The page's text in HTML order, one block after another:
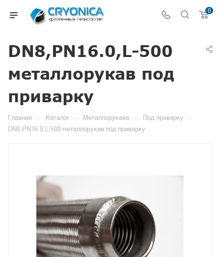
0
DN8,PN16.0,L-500
металлорукав под
приварку
Главная — Каталог — Металлорукава — Под приварку —
DN8,PN16.0,L-500 металлорукав под приварку